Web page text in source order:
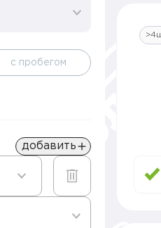
с пробегом
добавить